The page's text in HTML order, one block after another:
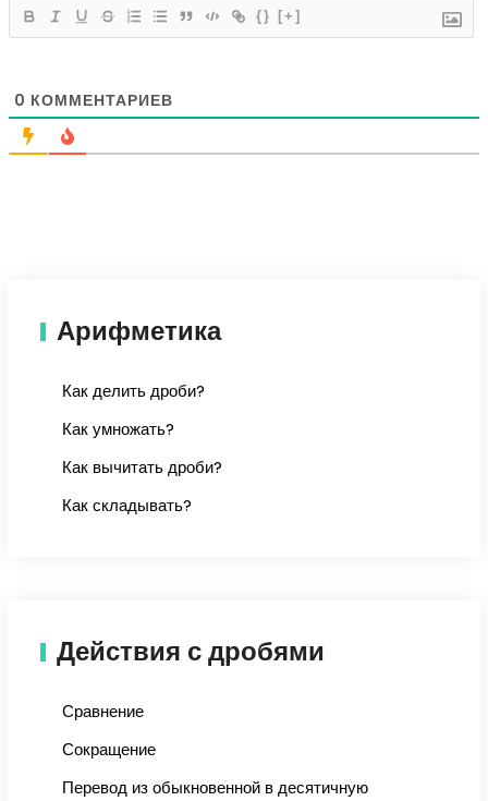
{} [+]
0 КОММЕНТАРИЕВ
Арифметика
Как делить дроби?
Как умножать?
Как вычитать дроби?
Как складывать?
Действия с дробями
Сравнение
Сокращение
Перевод из обыкновенной в десятичную